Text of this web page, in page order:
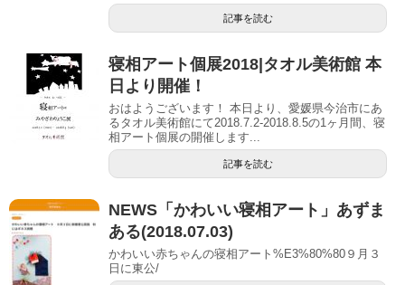
記事を読む
寝相アート個展2018|タオル美術館 本
日より開催！
おはようございます！ 本日より、愛媛県今治市にあ
るタオル美術館にて2018.7.2-2018.8.5の1ヶ月間、寝
相アート個展の開催します...
記事を読む
NEWS「かわいい寝相アート」あずま
ある(2018.07.03)
かわいい赤ちゃんの寝相アート%E3%80%80９月３
日に東公/